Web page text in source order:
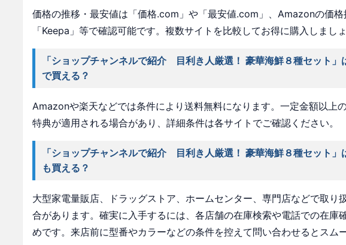
価格の推移・最安値は「価格.com」や「最安値.com」、Amazonの価格
「Keepa」等で確認可能です。複数サイトを比較してお得に購入しましょ
「ショップチャンネルで紹介 目利き人厳選！ 豪華海鮮８種セット」
で買える？
Amazonや楽天などでは条件により送料無料になります。一定金額以上
特典が適用される場合があり、詳細条件は各サイトでご確認ください。
「ショップチャンネルで紹介 目利き人厳選！ 豪華海鮮８種セット」
も買える？
大型家電量販店、ドラッグストア、ホームセンター、専門店などで取り
合があります。確実に入手するには、各店舗の在庫検索や電話での在庫
めです。来店前に型番やカラーなどの条件を控えて問い合わせるとスムー